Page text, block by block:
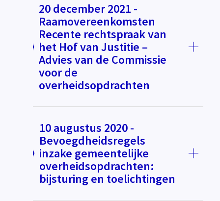
20 december 2021 -
Raamovereenkomsten
Recente rechtspraak van
het Hof van Justitie –
Advies van de Commissie
voor de
overheidsopdrachten
10 augustus 2020 -
Bevoegdheidsregels
inzake gemeentelijke
overheidsopdrachten:
bijsturing en toelichtingen